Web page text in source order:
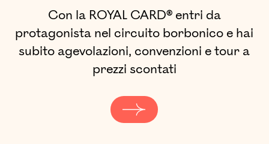
Con la ROYAL CARD® entri da
protagonista nel circuito borbonico e hai
subito agevolazioni, convenzioni e tour a
prezzi scontati